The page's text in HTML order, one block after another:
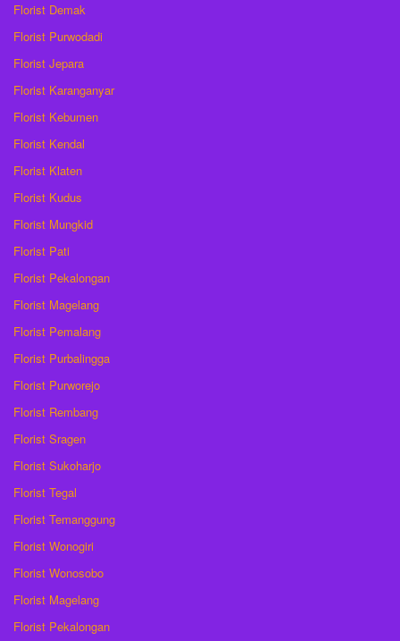
Florist Demak
Florist Purwodadi
Florist Jepara
Florist Karanganyar
Florist Kebumen
Florist Kendal
Florist Klaten
Florist Kudus
Florist Mungkid
Florist Pati
Florist Pekalongan
Florist Magelang
Florist Pemalang
Florist Purbalingga
Florist Purworejo
Florist Rembang
Florist Sragen
Florist Sukoharjo
Florist Tegal
Florist Temanggung
Florist Wonogiri
Florist Wonosobo
Florist Magelang
Florist Pekalongan